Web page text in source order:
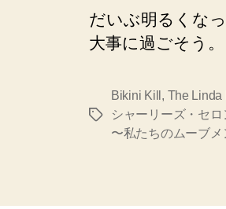
だいぶ明るくな
大事に過ごそう
タ
Bikini Kill , The Linda
シャーリーズ・セロ
〜私たちのムーブメ